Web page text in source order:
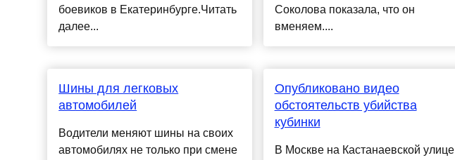
боевиков в Екатеринбурге.Читать
далее...
Шины для легковых
автомобилей
Водители меняют шины на своих
автомобилях не только при смене
Соколова показала, что он
вменяем....
Опубликовано видео
обстоятельств убийства
кубинки
В Москве на Кастанаевской улице